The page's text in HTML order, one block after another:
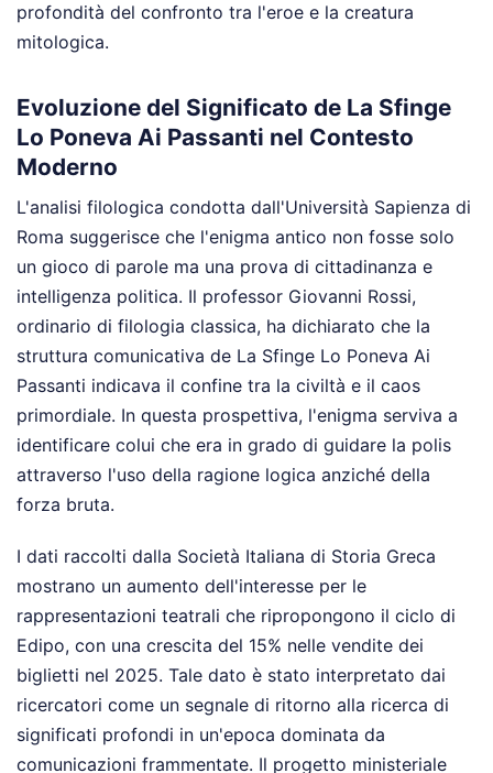
profondità del confronto tra l'eroe e la creatura
mitologica.
Evoluzione del Significato de La Sfinge
Lo Poneva Ai Passanti nel Contesto
Moderno
L'analisi filologica condotta dall'Università Sapienza di
Roma suggerisce che l'enigma antico non fosse solo
un gioco di parole ma una prova di cittadinanza e
intelligenza politica. Il professor Giovanni Rossi,
ordinario di filologia classica, ha dichiarato che la
struttura comunicativa de La Sfinge Lo Poneva Ai
Passanti indicava il confine tra la civiltà e il caos
primordiale. In questa prospettiva, l'enigma serviva a
identificare colui che era in grado di guidare la polis
attraverso l'uso della ragione logica anziché della
forza bruta.
I dati raccolti dalla Società Italiana di Storia Greca
mostrano un aumento dell'interesse per le
rappresentazioni teatrali che ripropongono il ciclo di
Edipo, con una crescita del 15% nelle vendite dei
biglietti nel 2025. Tale dato è stato interpretato dai
ricercatori come un segnale di ritorno alla ricerca di
significati profondi in un'epoca dominata da
comunicazioni frammentate. Il progetto ministeriale